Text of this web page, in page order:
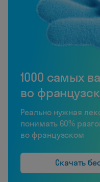
1000 самых
во
Реально нужная
понимать 60%
во французском
Скачать